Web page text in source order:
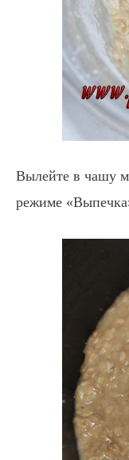
Вылейте в чашу
режиме